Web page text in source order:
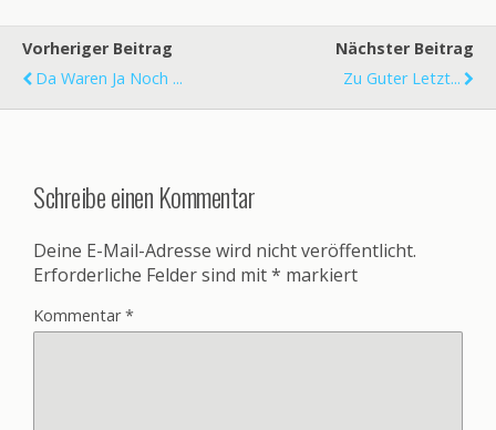
Vorheriger Beitrag
Da Waren Ja Noch ...
Nächster Beitrag
Zu Guter Letzt...
Schreibe einen Kommentar
Deine E-Mail-Adresse wird nicht veröffentlicht.
Erforderliche Felder sind mit* markiert
Kommentar*